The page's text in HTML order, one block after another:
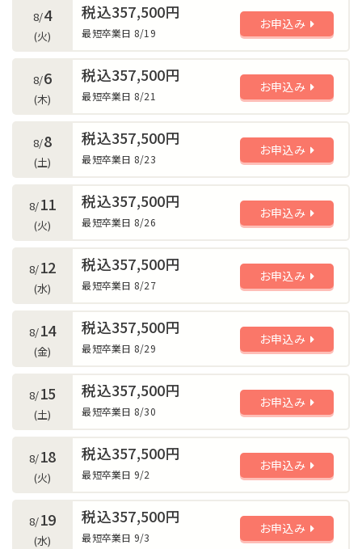
8/4
(火)
税込357,500円
最短卒業日 8/19
お申込み
8/6
(木)
税込357,500円
最短卒業日 8/21
お申込み
8/8
(土)
税込357,500円
最短卒業日 8/23
お申込み
8/11
(火)
税込357,500円
最短卒業日 8/26
お申込み
8/12
(水)
税込357,500円
最短卒業日 8/27
お申込み
8/14
(金)
税込357,500円
最短卒業日 8/29
お申込み
8/15
(土)
税込357,500円
最短卒業日 8/30
お申込み
8/18
(火)
税込357,500円
最短卒業日 9/2
お申込み
8/19
(水)
税込357,500円
最短卒業日 9/3
お申込み